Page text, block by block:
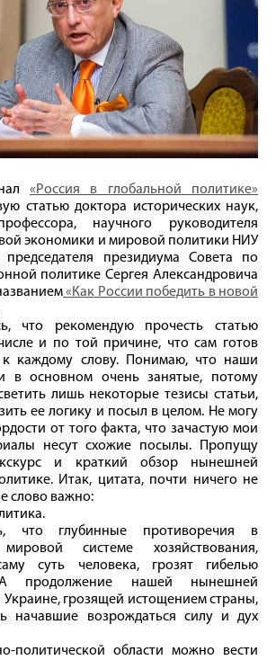
«Россия в глобальной политике»
статью доктора исторических наук,
научного руководителя
экономики и мировой политики НИУ
президиума Совета по
политике Сергея Александровича
«Как России победить в новой
что рекомендую прочесть статью
и по той причине, что сам готов
к каждому слову. Понимаю, что наши
в основном очень занятые, потому
лишь некоторые тезисы статьи,
ее логику и посыл в целом. Не могу
от того факта, что зачастую мои
несут схожие посылы. Пропущу
и краткий обзор нынешней
Итак, цитата, почти ничего не
слово важно:
что глубинные противоречия в
системе хозяйствования,
суть человека, грозят гибелью
А продолжение нашей нынешней
Украине, грозящей истощением страны,
начавшие возрождаться силу и дух
политической области можно вести